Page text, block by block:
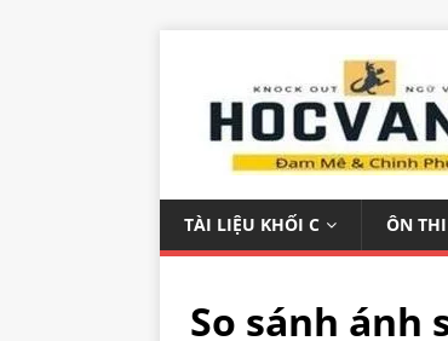
TÀI LIỆU KHỐI C ÔN
So sánh ánh